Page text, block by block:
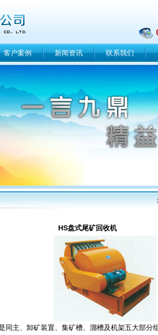
客户案例 新闻资讯 联系我们
HS盘式尾矿回收机
主、卸矿装置、集矿槽、溜槽及机架五大部分